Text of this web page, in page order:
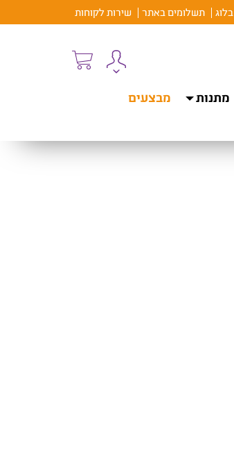
בלוג תשלומים באתר שירות לקוחות
מתנות
מבצעים